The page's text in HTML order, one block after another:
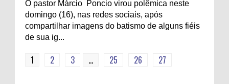
O pastor Márcio Poncio virou polêmica neste
domingo (16), nas redes sociais, após
compartilhar imagens do batismo de alguns fiéis
de sua ig...
1 2 3 ... 25 26 27